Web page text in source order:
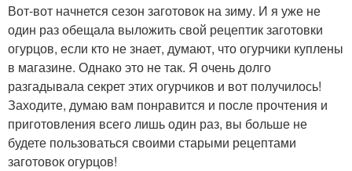
Вот-вот начнется сезон заготовок на зиму. И я уже не
один раз обещала выложить свой рецептик заготовки
огурцов, если кто не знает, думают, что огурчики куплены
в магазине. Однако это не так. Я очень долго
разгадывала секрет этих огурчиков и вот получилось!
Заходите, думаю вам понравится и после прочтения и
приготовления всего лишь один раз, вы больше не
будете пользоваться своими старыми рецептами
заготовок огурцов!